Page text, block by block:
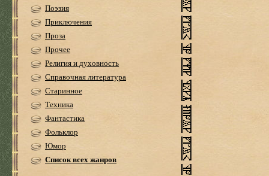
Поэзия
Приключения
Проза
Прочее
Религия и духовность
Справочная литература
Старинное
Техника
Фантастика
Фольклор
Юмор
Список всех жанров